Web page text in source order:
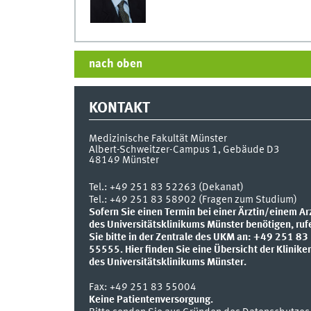
nach oben
KONTAKT
Medizinische Fakultät Münster
Albert-Schweitzer-Campus 1, Gebäude D3
48149 Münster
Tel.: +49 251 83 52263 (Dekanat)
Tel.: +49 251 83 58902 (Fragen zum Studium)
Sofern Sie einen Termin bei einer Ärztin/einem
des Universitätsklinikums Münster benötigen,
Sie bitte in der Zentrale des UKM an: +49 251 83
55555. Hier finden Sie eine Übersicht der
des Universitätsklinikums Münster.
Fax: +49 251 83 55004
Keine Patientenversorgung.